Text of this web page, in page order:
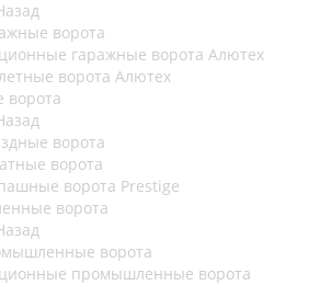
ворота
гаражные ворота Алютех
ворота Алютех
ворота
ворота
ворота
ворота Prestige
ворота
ворота
промышленные ворота